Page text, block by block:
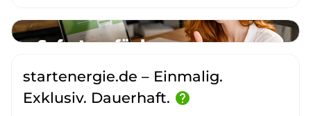
startenergie.de – Einmalig.
Exklusiv. Dauerhaft. help